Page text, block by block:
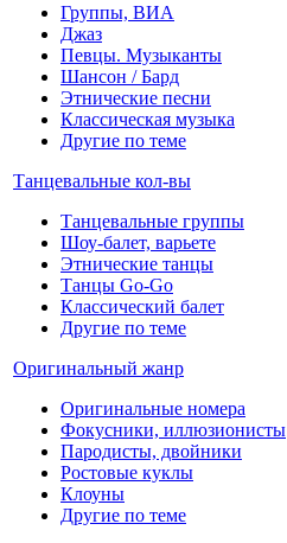
Группы, ВИА
Джаз
Певцы. Музыканты
Шансон / Бард
Этнические песни
Классическая музыка
Другие по теме
Танцевальные кол-вы
Танцевальные группы
Шоу-балет, варьете
Этнические танцы
Танцы Go-Go
Классический балет
Другие по теме
Оригинальный жанр
Оригинальные номера
Фокусники, иллюзионисты
Пародисты, двойники
Ростовые куклы
Клоуны
Другие по теме